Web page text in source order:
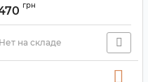
грн
Нет на складе